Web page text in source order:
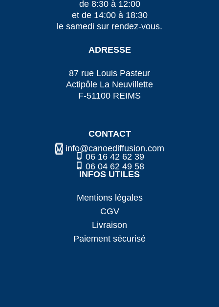
de 8:30 à 12:00
et de 14:00 à 18:30
le samedi sur rendez-vous.
ADRESSE
87 rue Louis Pasteur
Actipôle La Neuvillette
F-51100 REIMS
CONTACT
06 16 42 62 39
06 04 62 49 58
info@canoediffusion.com
INFOS UTILES
Mentions légales
CGV
Livraison
Paiement sécurisé